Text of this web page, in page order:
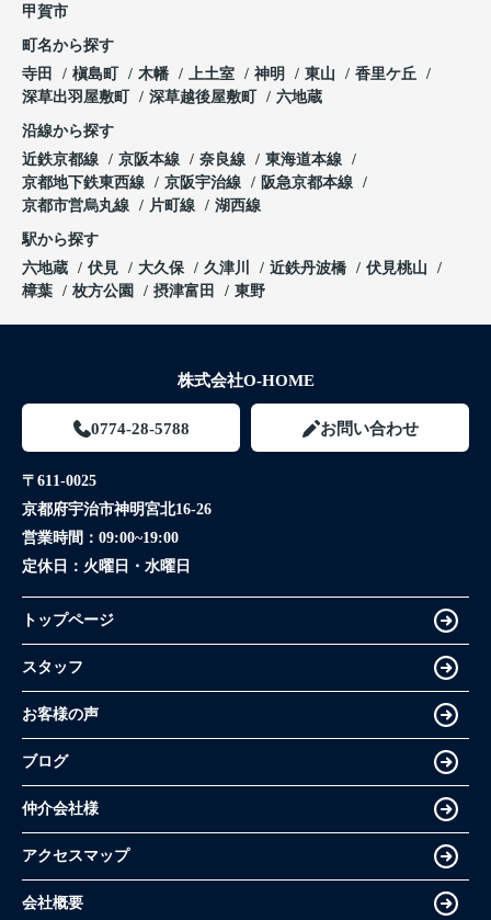
甲賀市
町名から探す
寺田
槇島町 木幡 上土室 神明 東山
香里ケ丘
深草出羽屋敷町
深草越後屋敷町 六地蔵
沿線から探す
近鉄京都線
京阪本線 奈良線
東海道本線
京都地下鉄東西線
京阪宇治線
阪急京都本線
京都市営烏丸線
片町線 湖西線
駅から探す
六地蔵
伏見 大久保 久津川 近鉄丹波橋
伏見桃山
樟葉
枚方公園 摂津富田 東野
株式会社O-HOME
0774-28-5788 お問い合わせ
〒611-0025
京都府宇治市神明宮北16-26
営業時間： 09:00~19:00
定休日： 火曜日・水曜日
トップページ
スタッフ
お客様の声
ブログ
仲介会社様
アクセスマップ
会社概要